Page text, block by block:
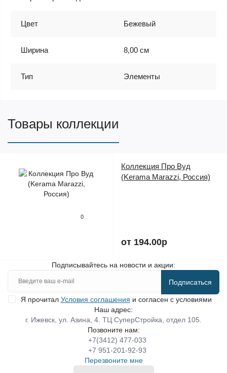
Цвет Бежевый
Ширина 8,00 см
Тип Элементы
Товары коллекции
0
Коллекция Про Вуд
(Kerama Marazzi, Россия)
от 194.00р
Подписывайтесь на новости и акции:
Подписаться
Я прочитал Условия соглашения и согласен с условиями
Наш адрес:
г. Ижевск, ул. Азина, 4. ТЦ СуперСтройка, отдел 105.
Позвоните нам:
+7(3412) 477-033
+7 951-201-92-93
Перезвоните мне